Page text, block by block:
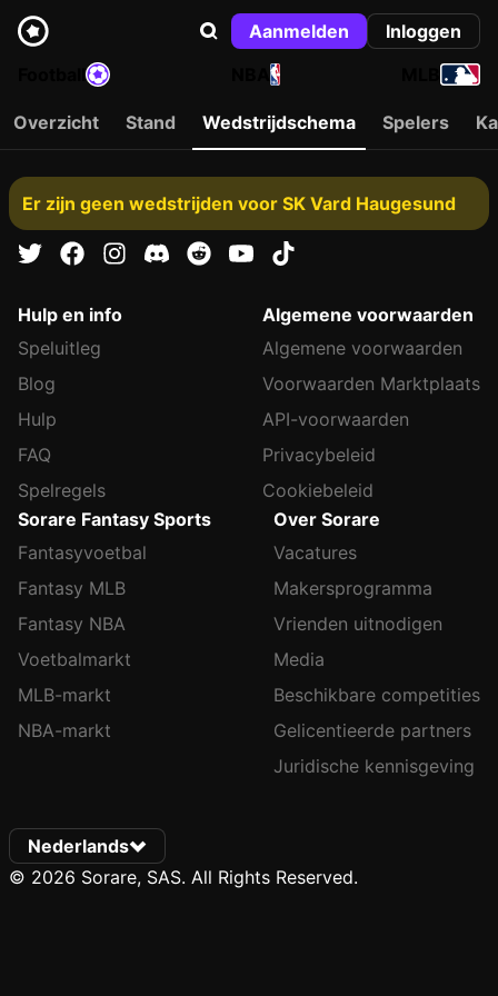
Aanmelden
Inloggen
NBA
Overzicht Stand Wedstrijdschema Spelers
Er zijn geen wedstrijden voor SK Vard Haugesund
Hulp en info
Speluitleg
Blog
Hulp
FAQ
Spelregels
Algemene voorwaarden
Algemene voorwaarden
Voorwaarden Marktplaats
API-voorwaarden
Privacybeleid
Cookiebeleid
Sorare Fantasy Sports
Fantasyvoetbal
Fantasy MLB
Fantasy NBA
Voetbalmarkt
MLB-markt
NBA-markt
Over Sorare
Vacatures
Makersprogramma
Vrienden uitnodigen
Media
Beschikbare competities
Gelicentieerde partners
Juridische kennisgeving
Nederlands
© 2026 Sorare, SAS. All Rights Reserved.